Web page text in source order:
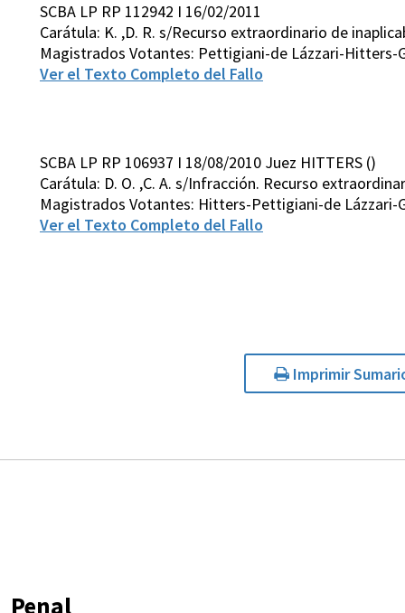
SCBA LP RP 112942 I 16/02/2011
Carátula: K. ,D. R. s/Recurso extraordinario de
Magistrados Votantes: Pettigiani-de Lázzari-Hitters-
Ver el Texto Completo del Fallo
SCBA LP RP 106937 I 18/08/2010 Juez HITTERS ()
Carátula: D. O. ,C. A. s/Infracción. Recurso
Magistrados Votantes: Hitters-Pettigiani-de Lázzari-
Ver el Texto Completo del Fallo
Imprimir
Penal